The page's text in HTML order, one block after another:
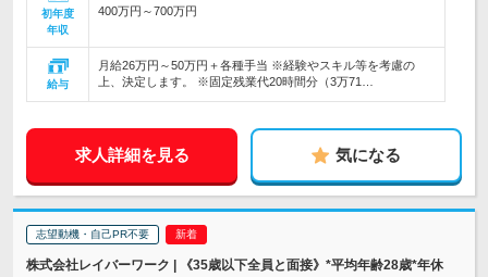
初年度
年収
400万円～700万円
給与
月給26万円～50万円＋各種手当 ※経験やスキル等を考慮の
上、決定します。 ※固定残業代20時間分（3万71…
求人詳細を見る 気になる
志望動機・自己PR不要
株式会社レイバーワーク | 《35歳以下全員と面接》*平均年齢28歳*年休